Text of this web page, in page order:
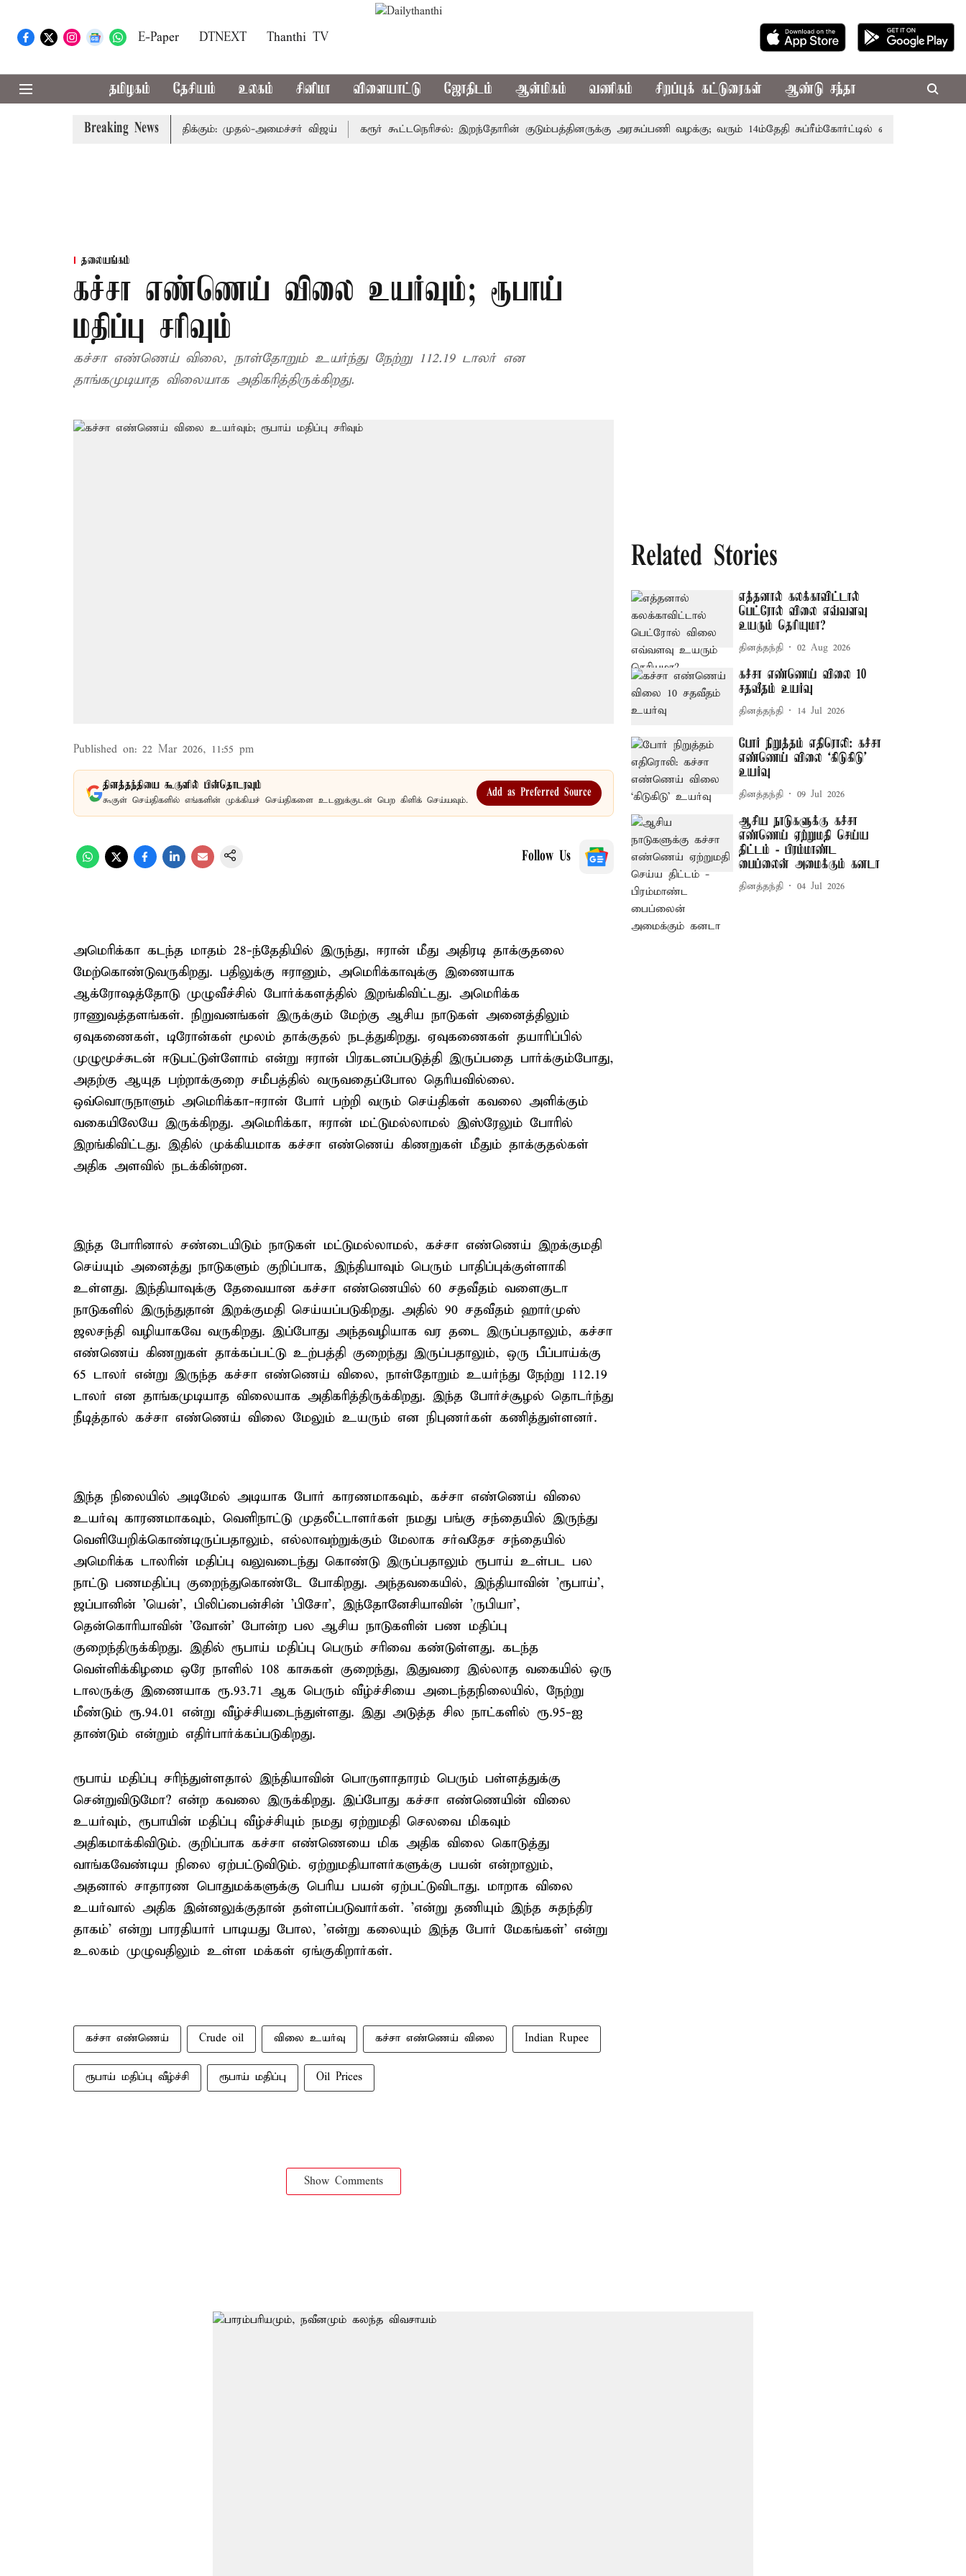
E-Paper DTNEXT Thanthi TV
தமிழகம் தேசியம் உலகம் சினிமா விளையாட்டு ஜோதிடம் ஆன்மிகம் வணிகம் சிறப்புக் கட்டுரைகள் ஆண்டு சந்தா
Breaking News
தொகுதி மறுவரையறை பாதிக்கும்: முதல்-அமைச்சர் விஜய் கரூர் கூட்டநெரிசல்: இறந்தோரின் குடும்பத்தினருக்கு அரசுப்பணி வழக்கு; வரும் 14ம்தேதி சுப்ரீம்கோர்ட்டில் விசாரணை
தலையங்கம்
கச்சா எண்ணெய் விலை உயர்வும்; ரூபாய்
மதிப்பு சரிவும்
கச்சா எண்ணெய் விலை, நாள்தோறும் உயர்ந்து நேற்று 112.19 டாலர் என
தாங்கமுடியாத விலையாக அதிகரித்திருக்கிறது.
Published on: 22 Mar 2026, 11:55 pm
தினத்தந்தியை கூகுளில் பின்தொடரவும்
கூகுள் செய்திகளில் எங்களின் முக்கியச் செய்திகளை உடனுக்குடன் பெற கிளிக் செய்யவும்.
Add as Preferred Source
Follow Us
அமெரிக்கா கடந்த மாதம் 28-ந்தேதியில் இருந்து, ஈரான் மீது அதிரடி தாக்குதலை
மேற்கொண்டுவருகிறது. பதிலுக்கு ஈரானும், அமெரிக்காவுக்கு இணையாக
ஆக்ரோஷத்தோடு முழுவீச்சில் போர்க்களத்தில் இறங்கிவிட்டது. அமெரிக்க
ராணுவத்தளங்கள். நிறுவனங்கள் இருக்கும் மேற்கு ஆசிய நாடுகள் அனைத்திலும்
ஏவுகணைகள், டிரோன்கள் மூலம் தாக்குதல் நடத்துகிறது. ஏவுகணைகள் தயாரிப்பில்
முழுமூச்சுடன் ஈடுபட்டுள்ளோம் என்று ஈரான் பிரகடனப்படுத்தி இருப்பதை பார்க்கும்போது,
அதற்கு ஆயுத பற்றாக்குறை சமீபத்தில் வருவதைப்போல தெரியவில்லை.
ஒவ்வொருநாளும் அமெரிக்கா-ஈரான் போர் பற்றி வரும் செய்திகள் கவலை அளிக்கும்
வகையிலேயே இருக்கிறது. அமெரிக்கா, ஈரான் மட்டுமல்லாமல் இஸ்ரேலும் போரில்
இறங்கிவிட்டது. இதில் முக்கியமாக கச்சா எண்ணெய் கிணறுகள் மீதும் தாக்குதல்கள்
அதிக அளவில் நடக்கின்றன.
இந்த போரினால் சண்டையிடும் நாடுகள் மட்டுமல்லாமல், கச்சா எண்ணெய் இறக்குமதி
செய்யும் அனைத்து நாடுகளும் குறிப்பாக, இந்தியாவும் பெரும் பாதிப்புக்குள்ளாகி
உள்ளது. இந்தியாவுக்கு தேவையான கச்சா எண்ணெயில் 60 சதவீதம் வளைகுடா
நாடுகளில் இருந்துதான் இறக்குமதி செய்யப்படுகிறது. அதில் 90 சதவீதம் ஹார்முஸ்
ஜலசந்தி வழியாகவே வருகிறது. இப்போது அந்தவழியாக வர தடை இருப்பதாலும், கச்சா
எண்ணெய் கிணறுகள் தாக்கப்பட்டு உற்பத்தி குறைந்து இருப்பதாலும், ஒரு பீப்பாய்க்கு
65 டாலர் என்று இருந்த கச்சா எண்ணெய் விலை, நாள்தோறும் உயர்ந்து நேற்று 112.19
டாலர் என தாங்கமுடியாத விலையாக அதிகரித்திருக்கிறது. இந்த போர்ச்சூழல் தொடர்ந்து
நீடித்தால் கச்சா எண்ணெய் விலை மேலும் உயரும் என நிபுணர்கள் கணித்துள்ளனர்.
இந்த நிலையில் அடிமேல் அடியாக போர் காரணமாகவும், கச்சா எண்ணெய் விலை
உயர்வு காரணமாகவும், வெளிநாட்டு முதலீட்டாளர்கள் நமது பங்கு சந்தையில் இருந்து
வெளியேறிக்கொண்டிருப்பதாலும், எல்லாவற்றுக்கும் மேலாக சர்வதேச சந்தையில்
அமெரிக்க டாலரின் மதிப்பு வலுவடைந்து கொண்டு இருப்பதாலும் ரூபாய் உள்பட பல
நாட்டு பணமதிப்பு குறைந்துகொண்டே போகிறது. அந்தவகையில், இந்தியாவின் 'ரூபாய்',
ஜப்பானின் 'யென்', பிலிப்பைன்சின் 'பிசோ', இந்தோனேசியாவின் 'ருபியா',
தென்கொரியாவின் 'வோன்' போன்ற பல ஆசிய நாடுகளின் பண மதிப்பு
குறைந்திருக்கிறது. இதில் ரூபாய் மதிப்பு பெரும் சரிவை கண்டுள்ளது. கடந்த
வெள்ளிக்கிழமை ஒரே நாளில் 108 காசுகள் குறைந்து, இதுவரை இல்லாத வகையில் ஒரு
டாலருக்கு இணையாக ரூ.93.71 ஆக பெரும் வீழ்ச்சியை அடைந்தநிலையில், நேற்று
மீண்டும் ரூ.94.01 என்று வீழ்ச்சியடைந்துள்ளது. இது அடுத்த சில நாட்களில் ரூ.95-ஐ
தாண்டும் என்றும் எதிர்பார்க்கப்படுகிறது.
ரூபாய் மதிப்பு சரிந்துள்ளதால் இந்தியாவின் பொருளாதாரம் பெரும் பள்ளத்துக்கு
சென்றுவிடுமோ? என்ற கவலை இருக்கிறது. இப்போது கச்சா எண்ணெயின் விலை
உயர்வும், ரூபாயின் மதிப்பு வீழ்ச்சியும் நமது ஏற்றுமதி செலவை மிகவும்
அதிகமாக்கிவிடும். குறிப்பாக கச்சா எண்ணெயை மிக அதிக விலை கொடுத்து
வாங்கவேண்டிய நிலை ஏற்பட்டுவிடும். ஏற்றுமதியாளர்களுக்கு பயன் என்றாலும்,
அதனால் சாதாரண பொதுமக்களுக்கு பெரிய பயன் ஏற்பட்டுவிடாது. மாறாக விலை
உயர்வால் அதிக இன்னலுக்குதான் தள்ளப்படுவார்கள். 'என்று தணியும் இந்த சுதந்திர
தாகம்' என்று பாரதியார் பாடியது போல, 'என்று கலையும் இந்த போர் மேகங்கள்' என்று
உலகம் முழுவதிலும் உள்ள மக்கள் ஏங்குகிறார்கள்.
கச்சா எண்ணெய் Crude oil விலை உயர்வு கச்சா எண்ணெய் விலை Indian Rupee
ரூபாய் மதிப்பு வீழ்ச்சி ரூபாய் மதிப்பு Oil Prices
Show Comments
Related Stories
எத்தனால் கலக்காவிட்டால்
பெட்ரோல் விலை எவ்வளவு
உயரும் தெரியுமா?
தினத்தந்தி 02 Aug 2026
கச்சா எண்ணெய் விலை 10
சதவீதம் உயர்வு
தினத்தந்தி 14 Jul 2026
போர் நிறுத்தம் எதிரொலி: கச்சா
எண்ணெய் விலை ‘கிடுகிடு’
உயர்வு
தினத்தந்தி 09 Jul 2026
ஆசிய நாடுகளுக்கு கச்சா
எண்ணெய் ஏற்றுமதி செய்ய
திட்டம் - பிரம்மாண்ட
பைப்லைன் அமைக்கும் கனடா
தினத்தந்தி 04 Jul 2026